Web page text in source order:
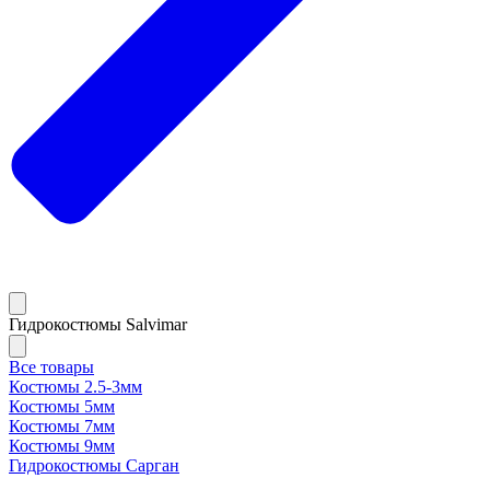
Гидрокостюмы Salvimar
Все товары
Костюмы 2.5-3мм
Костюмы 5мм
Костюмы 7мм
Костюмы 9мм
Гидрокостюмы Сарган